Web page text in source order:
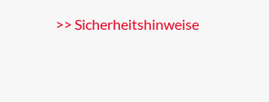
>> Sicherheitshinweise